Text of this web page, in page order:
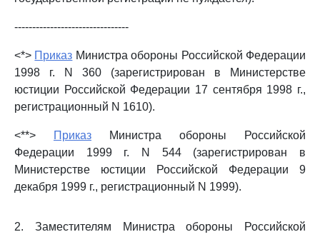
--------------------------------
<*> Приказ Министра обороны Российской Федерации
1998 г. N 360 (зарегистрирован в Министерстве
юстиции Российской Федерации 17 сентября 1998 г.,
регистрационный N 1610).
<**> Приказ Министра обороны Российской
Федерации 1999 г. N 544 (зарегистрирован в
Министерстве юстиции Российской Федерации 9
декабря 1999 г., регистрационный N 1999).
2. Заместителям Министра обороны Российской